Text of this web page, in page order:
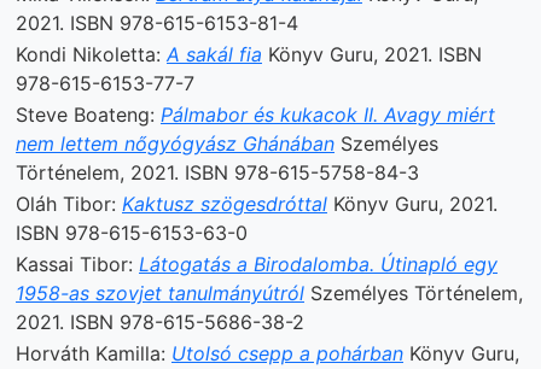
2021. ISBN 978-615-6153-81-4
Kondi Nikoletta:A sakál fia Könyv Guru, 2021. ISBN
978-615-6153-77-7
Steve Boateng: Pálmabor és kukacok II. Avagy miért
nem lettem nőgyógyász Ghánában Személyes
Történelem, 2021. ISBN 978-615-5758-84-3
Oláh Tibor: Kaktusz szögesdróttal Könyv Guru, 2021.
ISBN 978-615-6153-63-0
Kassai Tibor: Látogatás a Birodalomba. Útinapló egy
1958-as szovjet tanulmányútról Személyes Történelem,
2021. ISBN 978-615-5686-38-2
Horváth Kamilla: Utolsó csepp a pohárban Könyv Guru,